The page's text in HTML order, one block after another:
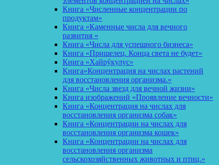
Книга «Численные концентрации по
продуктам»
Книга «Каменные числа для вечного
развития «
Книга «Числа для успешного бизнеса»
Книга «Пришелец. Конца света не будет»
Книга «Хайрýкулус»
Книга»Концентрация на числах растений
для восстановления организма.»
Книга «Числа звезд для вечной жизни»
Книга изображений «Проявление вечности»
Книга «Концентрация на числах для
восстановления организма собак»
Книга «Концентрации на числах для
восстановления организма кошек»
Книга «Концентрации на числах для
восстановления организма
сельскохозяйственных животных и птиц.»